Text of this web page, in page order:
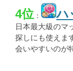
4位 ： ハ
日本最大級のマ
探しにも使えま
会いやすいのが